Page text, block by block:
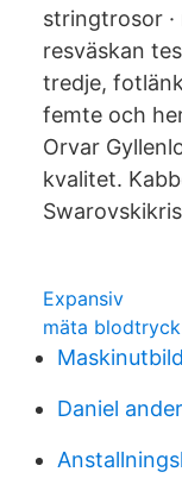
stringtrosor
resväskan
tredje,
femte och
Orvar
kvalitet.
Expansiv
mäta
Daniel